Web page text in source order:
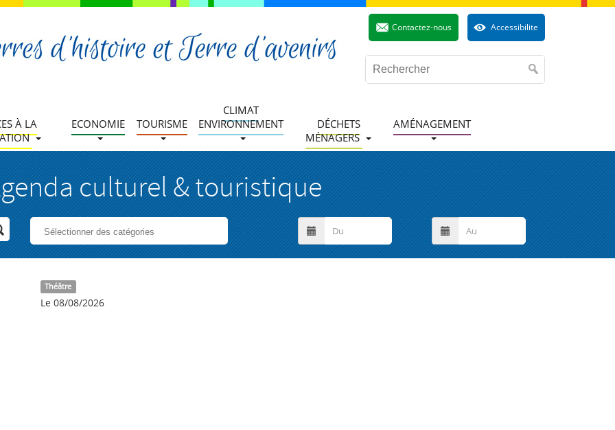
Contactez-nous Accessibilite
À LA
ECONOMIE TOURISME
CLIMAT
ENVIRONNEMENT
DÉCHETS
MÉNAGERS
AMÉNAGEMENT
culturel & touristique
Théâtre
Le 08/08/2026